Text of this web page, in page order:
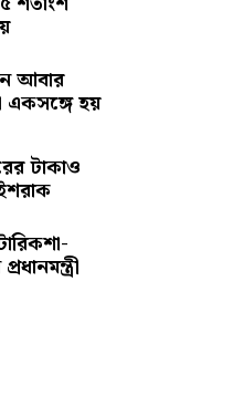
আবার
একসঙ্গে হয়
টাকাও